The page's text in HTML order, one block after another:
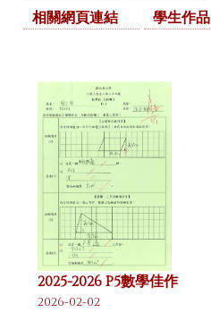
相關網頁連結
學生作品
2025-2026 P5數學佳作
2026-02-02